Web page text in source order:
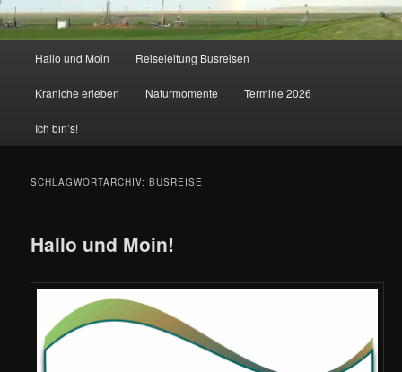
Hallo und Moin Reiseleitung Busreisen
Kraniche erleben Naturmomente Termine 2026
Ich bin’s!
SCHLAGWORTARCHIV:BUSREISE
Hallo und Moin!